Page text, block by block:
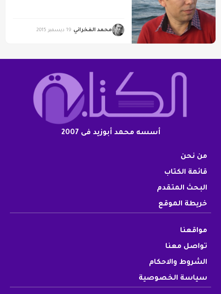
محمد الفخراني 19 ديسمبر 2015
أسسه محمد أبوزيد فى 2007
من نحن
قائمة الكتاب
البحث المتقدم
خريطة الموقع
مواقعنا
تواصل معنا
الشروط والاحكام
سياسة الخصوصية